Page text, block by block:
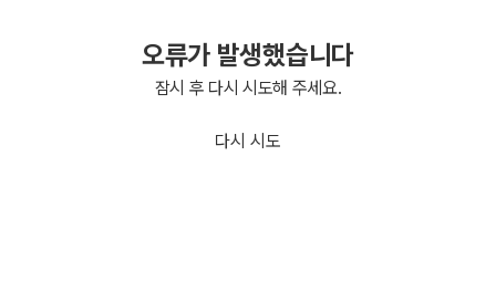
오류가 발생했습니다
잠시 후 다시 시도해 주세요.
다시 시도